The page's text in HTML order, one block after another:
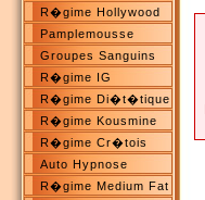
R�gime Hollywood
Pamplemousse
Groupes Sanguins
R�gime IG
R�gime Di�t�tique
R�gime Kousmine
R�gime Cr�tois
Auto Hypnose
R�gime Medium Fat